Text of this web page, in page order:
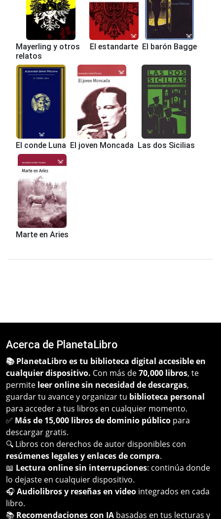
Mayerling y otros
relatos
El estandarte El barón Bagge
El conde Luna El joven Moncada Las dos Sicilias
Marte en Aries
Acerca de PlanetaLibro
📚 PlanetaLibro es tu biblioteca digital accesible en
cualquier dispositivo. Con más de70,000 libros, te
permite leer online sin necesidad de descargas,
guardar tu avance y organizar tu biblioteca personal
para acceder a tus libros en cualquier momento.
✅ Más de 15,000 libros de dominio público para
descargar gratis.
🔍 Libros con derechos de autor disponibles con
resúmenes legales y enlaces de compra.
📖 Lectura online sin interrupciones: continúa donde
lo dejaste en cualquier dispositivo.
🎧 Audiolibros y reseñas en video integrados en cada
libro.
📚 Recomendaciones con IA basadas en tus lecturas y